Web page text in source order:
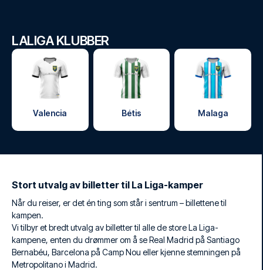
LALIGA KLUBBER
Valencia Bétis Malaga
Stort utvalg av billetter til La Liga-kamper
Når du reiser, er det én ting som står i sentrum – billettene til
kampen.
Vi tilbyr et bredt utvalg av billetter til alle de store La Liga-
kampene, enten du drømmer om å se Real Madrid på Santiago
Bernabéu, Barcelona på Camp Nou eller kjenne stemningen på
Metropolitano i Madrid.